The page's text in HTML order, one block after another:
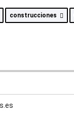
construcciones